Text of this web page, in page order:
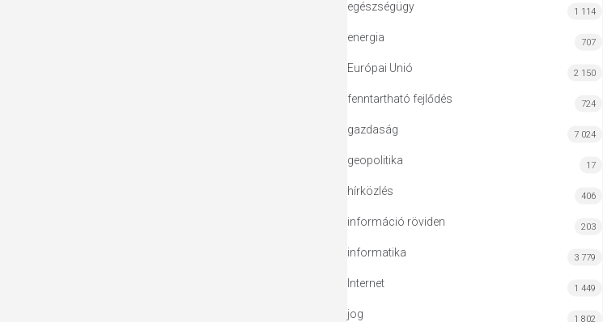
egészségügy 1 114
energia 707
Európai Unió 2 150
fenntartható fejlődés 724
gazdaság 7 024
geopolitika 17
hírközlés 406
információ röviden 203
informatika 3 779
Internet 1 449
jog 1 802